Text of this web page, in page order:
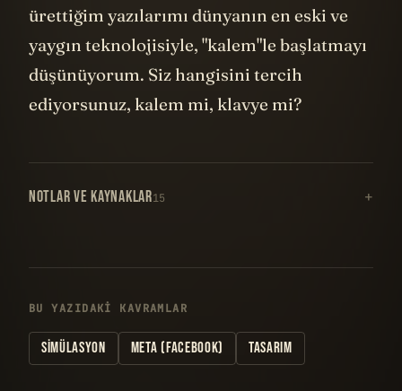
ürettiğim yazılarımı dünyanın en eski ve
yaygın teknolojisiyle, "kalem"le başlatmayı
düşünüyorum. Siz hangisini tercih
ediyorsunuz, kalem mi, klavye mi?
NOTLAR VE KAYNAKLAR15
BU YAZIDAKI KAVRAMLAR
SIMÜLASYON META (FACEBOOK) TASARIM